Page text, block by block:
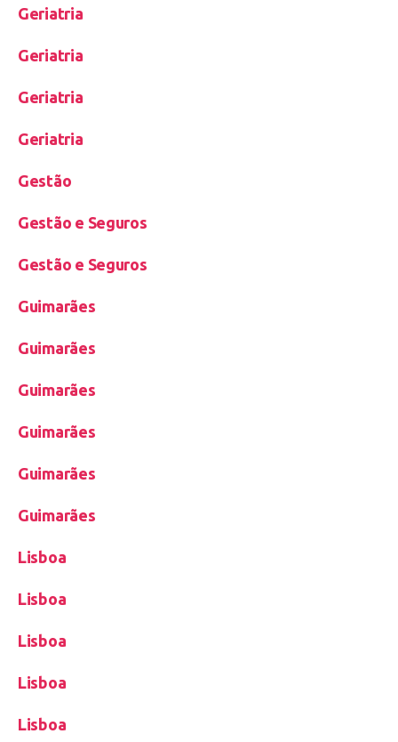
Geriatria
Geriatria
Geriatria
Geriatria
Gestão
Gestão e Seguros
Gestão e Seguros
Guimarães
Guimarães
Guimarães
Guimarães
Guimarães
Guimarães
Lisboa
Lisboa
Lisboa
Lisboa
Lisboa